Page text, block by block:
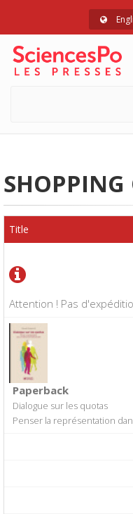
SHOPPING
Attention ! Pas
Title
Paperback
Dialogue sur les quotas
Penser la représentation